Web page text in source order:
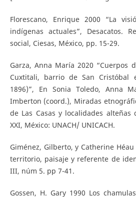
Florescano, Enrique 2000 “La
indígenas actuales”, Desacatos.
social, Ciesas, México, pp. 15-29.
Garza, Anna María 2020 “Cuerpos
Cuxtitali, barrio de San Cristóbal
1896)”, En Sonia Toledo, Anna
Imberton (coord.), Miradas
de Las Casas y localidades alteñas
XXI, México: UNACH/ UNICACH.
Giménez, Gilberto, y Catherine
territorio, paisaje y referente de
III, núm 5. pp 7-41.
Gossen, H. Gary 1990 Los